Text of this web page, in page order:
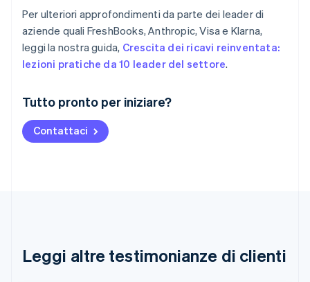
Tutto pronto per iniziare?
Contattaci
Per ulteriori approfondimenti da parte dei leader di
aziende quali FreshBooks, Anthropic, Visa e Klarna,
leggi la nostra guida, Crescita dei ricavi reinventata:
lezioni pratiche da 10 leader del settore.
Leggi altre testimonianze di clienti
Australia
English
Austria
DeutschEnglish
English Français
Cina continentale